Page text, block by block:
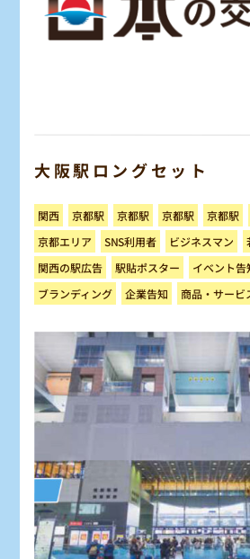
大阪駅ロングセット
関西 京都駅 京都駅 京都駅 京都駅
京都エリア SNS利用者 ビジネスマン
関西の駅広告 駅貼ポスター イベント告
ブランディング 企業告知 商品・サービ